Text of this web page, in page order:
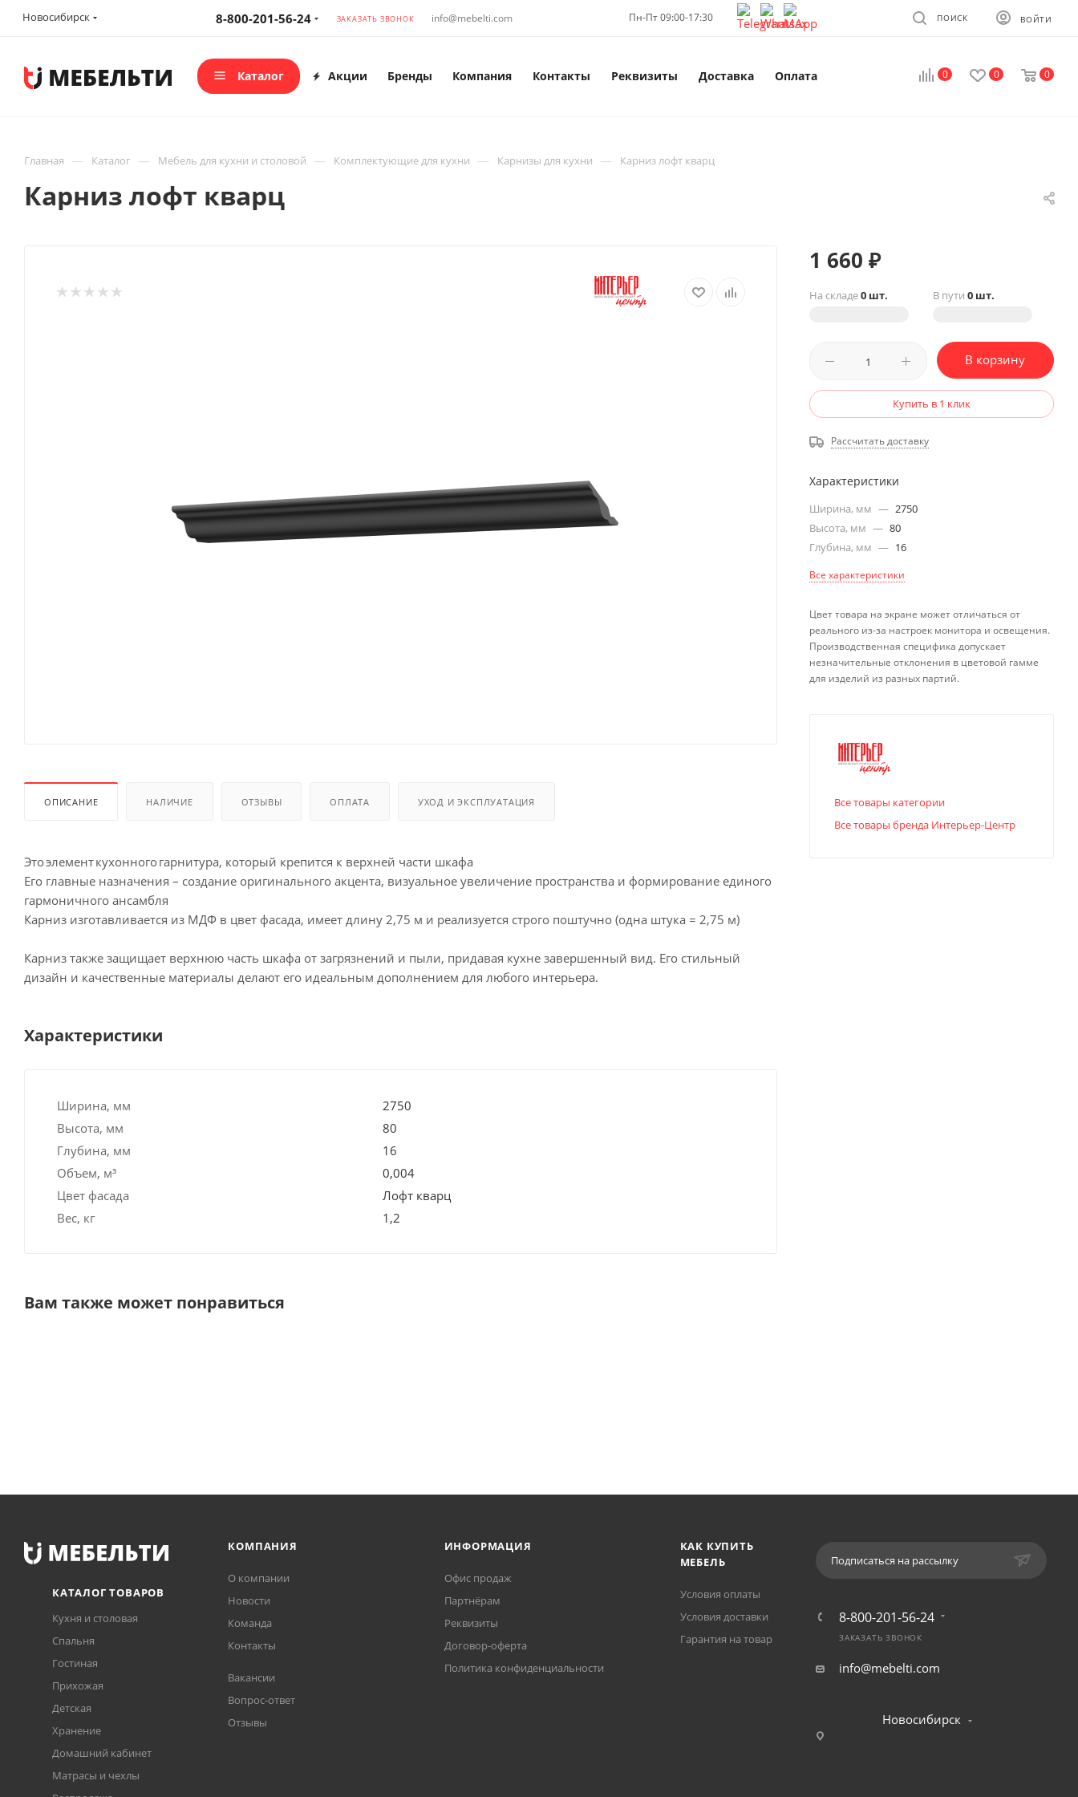
Новосибирск 8-800-201-56-24 ЗАКАЗАТЬ ЗВОНОК info@mebelti.com Пн-Пт 09:00-17:30 ВОЙТИ
ПОИСК
0 0 0
Каталог Акции Бренды Компания Контакты Реквизиты Доставка Оплата
Главная — Каталог — Мебель для кухни и столовой — Комплектующие для кухни — Карнизы для кухни — Карниз лофт кварц
Карниз лофт кварц
ОПИСАНИЕ НАЛИЧИЕ ОТЗЫВЫ ОПЛАТА УХОД И ЭКСПЛУАТАЦИЯ
Это элемент кухонного гарнитура, который крепится к верхней части шкафа
Его главные назначения – создание оригинального акцента, визуальное увеличение пространства и формирование единого
гармоничного ансамбля
Карниз изготавливается из МДФ в цвет фасада, имеет длину 2,75 м и реализуется строго поштучно (одна штука = 2,75 м)
Карниз также защищает верхнюю часть шкафа от загрязнений и пыли, придавая кухне завершенный вид. Его стильный
дизайн и качественные материалы делают его идеальным дополнением для любого интерьера.
Характеристики
Ширина, мм
2750
Высота, мм
80
Глубина, мм
16
Объем, м³
0,004
Цвет фасада
Лофт кварц
Вес, кг
1,2
Вам также может понравиться
1 660 ₽
На складе0 шт. В пути 0 шт.
В корзину
Купить в 1 клик
Рассчитать доставку
Характеристики
Ширина, мм — 2750
Высота, мм — 80
Глубина, мм — 16
Все характеристики
Цвет товара на экране может отличаться от
реального из-за настроек монитора и освещения.
Производственная специфика допускает
незначительные отклонения в цветовой гамме
для изделий из разных партий.
Все товары категории
Все товары бренда Интерьер-Центр
КАТАЛОГ ТОВАРОВ
Кухня и столовая
Спальня
Гостиная
Прихожая
Детская
Хранение
Домашний кабинет
Матрасы и чехлы
КОМПАНИЯ
О компании
Новости
Команда
Контакты
Вакансии
Вопрос-ответ
Отзывы
ИНФОРМАЦИЯ
Офис продаж
Партнёрам
Реквизиты
Договор-оферта
Политика конфиденциальности
КАК КУПИТЬ
МЕБЕЛЬ
Условия оплаты
Условия доставки
Гарантия на товар
Подписаться на рассылку
8-800-201-56-24
ЗАКАЗАТЬ ЗВОНОК
info@mebelti.com
Новосибирск